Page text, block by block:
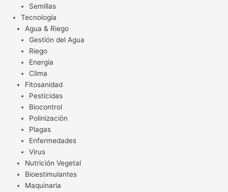
Semillas
Tecnología
Agua & Riego
Gestión del Agua
Riego
Energía
Clima
Fitosanidad
Pesticidas
Biocontrol
Polinización
Plagas
Enfermedades
Virus
Nutrición Vegetal
Bioestimulantes
Maquinaria